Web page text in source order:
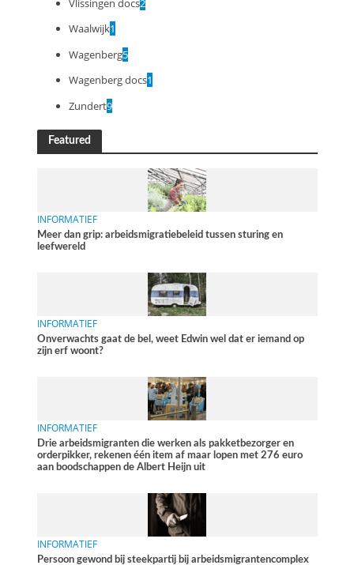
Vlissingen docs2
Waalwijk1
Wagenberg5
Wagenberg docs1
Zundert9
Featured
INFORMATIEF
Meer dan grip: arbeidsmigratiebeleid tussen sturing en
leefwereld
INFORMATIEF
Onverwachts gaat de bel, weet Edwin wel dat er iemand op
zijn erf woont?
INFORMATIEF
Drie arbeidsmigranten die werken als pakketbezorger en
orderpikker, rekenen één item af maar lopen met 276 euro
aan boodschappen de Albert Heijn uit
INFORMATIEF
Persoon gewond bij steekpartij bij arbeidsmigrantencomplex